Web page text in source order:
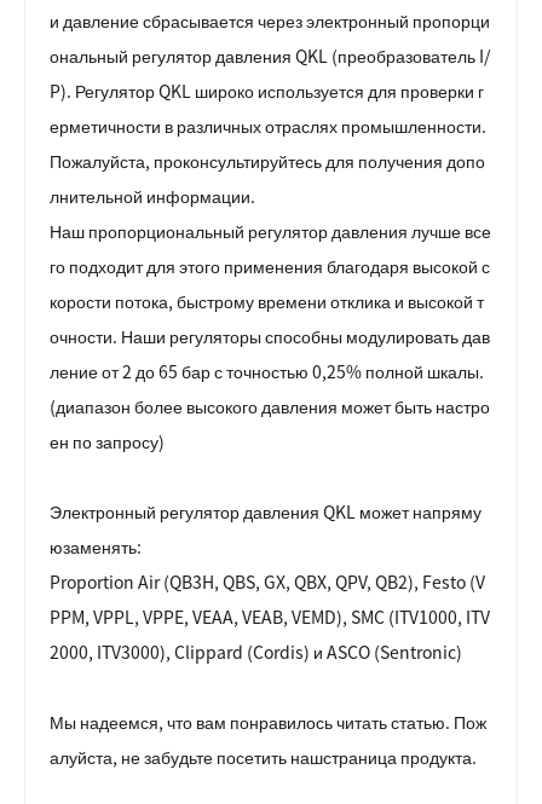
и давление сбрасывается через электронный пропорци
ональный регулятор давления QKL (преобразователь I/
P). Регулятор QKL широко используется для проверки г
ерметичности в различных отраслях промышленности.
Пожалуйста, проконсультируйтесь для получения допо
лнительной информации.
Наш пропорциональный регулятор давления лучше все
го подходит для этого применения благодаря высокой с
корости потока, быстрому времени отклика и высокой т
очности. Наши регуляторы способны модулировать дав
ление от 2 до 65 бар с точностью 0,25% полной шкалы.
(диапазон более высокого давления может быть настро
ен по запросу)
Электронный регулятор давления QKL может напряму
юзаменять:
Proportion Air (QB3H, QBS, GX, QBX, QPV, QB2), Festo (V
PPM, VPPL, VPPE, VEAA, VEAB, VEMD), SMC (ITV1000, ITV
2000, ITV3000), Clippard (Cordis) и ASCO (Sentronic)
Мы надеемся, что вам понравилось читать статью. Пож
алуйста, не забудьте посетить нашстраница продукта.